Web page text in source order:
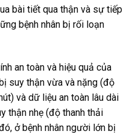
bài tiết qua thận và sự tiếp
bệnh nhân bị rối loạn
an toàn và hiệu quả của
suy thận vừa và nặng (độ
và dữ liệu an toàn lâu dài
thận nhẹ (độ thanh thải
ở bệnh nhân người lớn bị